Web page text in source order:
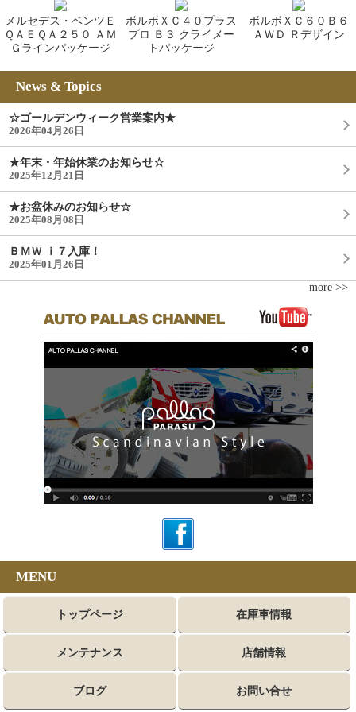
メルセデス・ベンツＥ
ＱＡＥＱＡ２５０ ＡＭ
Ｇラインパッケージ
ボルボＸＣ４０プラス
プロ Ｂ３ クライメー
トパッケージ
ボルボＸＣ６０Ｂ６
ＡＷＤ Ｒデザイン
News & Topics
☆ゴールデンウィーク営業案内★
2026年04月26日
★年末・年始休業のお知らせ☆
2025年12月21日
★お盆休みのお知らせ☆
2025年08月08日
ＢＭＷ ｉ７入庫！
2025年01月26日
more >>
MENU
トップページ 在庫車情報
メンテナンス 店舗情報
ブログ お問い合せ